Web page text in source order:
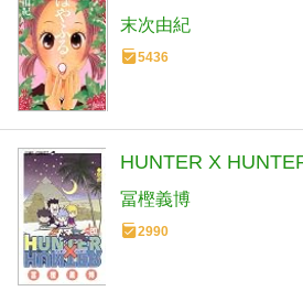
末次由紀
5436
HUNTER X
冨樫義博
2990